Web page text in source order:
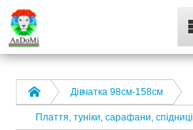
Дівчатка 98cм-158см
Плаття, туніки, сарафани, спідниці